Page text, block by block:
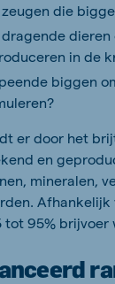
die
dieren
in de
biggen
er door het
en
mineralen,
Afhankelijk
95% brijvoer